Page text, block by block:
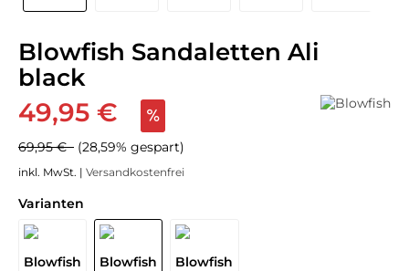
Blowfish Sandaletten Ali
black
49,95 €
69,95 € (28,59% gespart)
inkl. MwSt. | Versandkostenfrei
Varianten